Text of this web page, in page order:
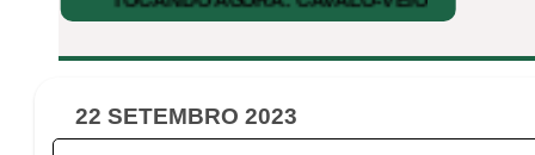
22 SETEMBRO 2023